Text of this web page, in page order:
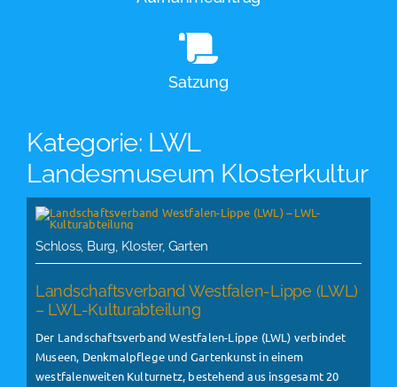
Satzung
Kategorie: LWL
Landesmuseum Klosterkultur
Schloss, Burg, Kloster, Garten
Landschaftsverband Westfalen-Lippe (LWL)
– LWL-Kulturabteilung
Der Landschaftsverband Westfalen-Lippe (LWL) verbindet
Museen, Denkmalpflege und Gartenkunst in einem
westfalenweiten Kulturnetz, bestehend aus insgesamt 20